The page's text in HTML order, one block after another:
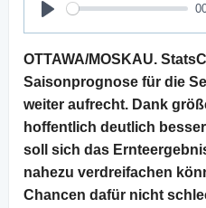
Play
OTTAWA/MOSKAU.
Saisonprognose für die
weiter aufrecht. Dank
hoffentlich deutlich
soll sich das
nahezu verdreifachen
Chancen dafür nicht